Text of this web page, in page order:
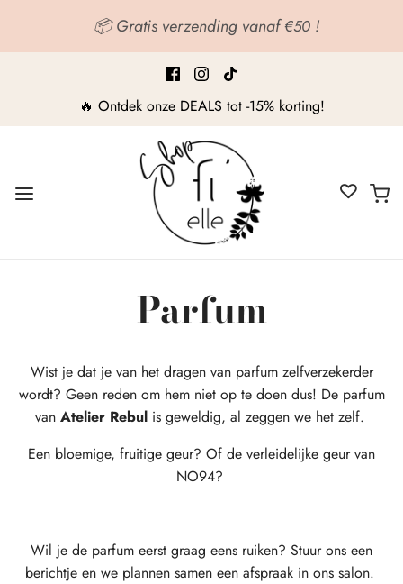
📦 Gratis verzending vanaf €50 !
🔥 Ontdek onze DEALS tot -15% korting!
Parfum
Wist je dat je van het dragen van parfum zelfverzekerder
wordt? Geen reden om hem niet op te doen dus! De parfum
van Atelier Rebulis geweldig, al zeggen we het zelf.
Een bloemige, fruitige geur? Of de verleidelijke geur van
NO94?
Wil je de parfum eerst graag eens ruiken? Stuur ons een
berichtje en we plannen samen een afspraak in ons salon.